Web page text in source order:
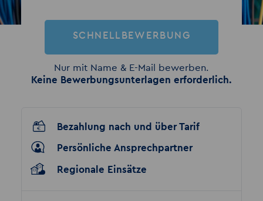
SCHNELLBEWERBUNG
Nur mit Name & E-Mail bewerben.
Keine Bewerbungsunterlagen erforderlich.
Bezahlung nach und über Tarif
Persönliche Ansprechpartner
Regionale Einsätze